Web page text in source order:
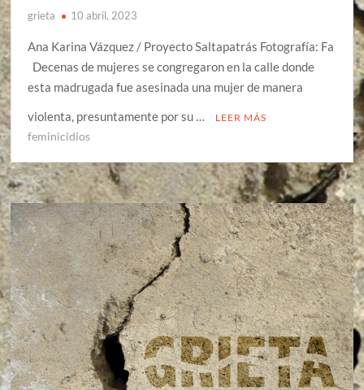
grieta 10 abril, 2023
Ana Karina Vázquez / Proyecto Saltapatrás Fotografía: Fa
Decenas de mujeres se congregaron en la calle donde
esta madrugada fue asesinada una mujer de manera
violenta, presuntamente por su …
LEER MÁS
feminicidios